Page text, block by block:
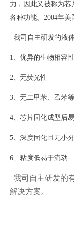
力，因此又被称为
各种功能。2004年美
我司自主研发的液
1、优异的生物相容
2、无荧光性
3、无二甲苯、乙苯
4、芯片固化成型后
5、深度固化且无小
6、粘度低易于流动
我司自主研发的
解决方案。